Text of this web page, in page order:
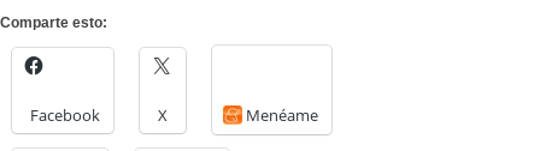
Comparte esto:
Facebook X Menéame